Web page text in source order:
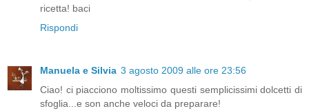
ricetta! baci
Rispondi
Manuela e Silvia 3 agosto 2009 alle ore 23:56
Ciao! ci piacciono moltissimo questi semplicissimi dolcetti di
sfoglia...e son anche veloci da preparare!